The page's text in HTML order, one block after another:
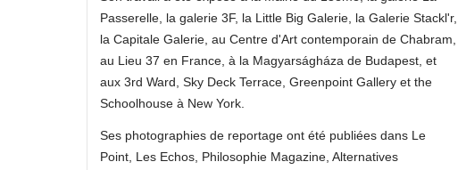
Passerelle, la galerie 3F, la Little Big Galerie, la Galerie Stackl'r,
la Capitale Galerie, au Centre d'Art contemporain de Chabram,
au Lieu 37 en France, à la Magyarságháza de Budapest, et
aux 3rd Ward, Sky Deck Terrace, Greenpoint Gallery et the
Schoolhouse à New York.
Ses photographies de reportage ont été publiées dans Le
Point, Les Echos, Philosophie Magazine, Alternatives